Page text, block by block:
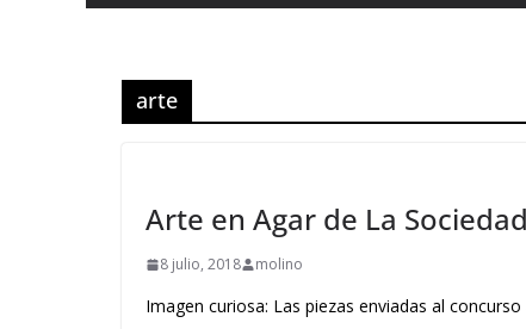
arte
Arte en Agar de La
8 julio, 2018 molino
Imagen curiosa: Las piezas enviadas al